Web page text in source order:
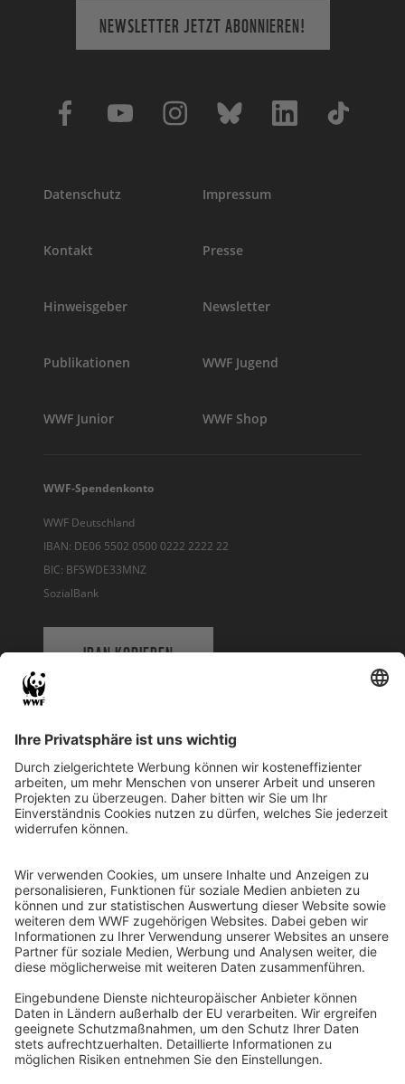
NEWSLETTER JETZT ABONNIEREN!
Datenschutz Impressum
Kontakt Presse
Hinweisgeber Newsletter
Publikationen WWF Jugend
WWF Junior WWF Shop
WWF-Spendenkonto
WWF Deutschland
IBAN: DE06 5502 0500 0222 2222 22
BIC: BFSWDE33MNZ
SozialBank
IBAN KOPIEREN
WWF Deutschland
Reinhardtstr. 18
10117 Berlin
Ihre Spende kann steuerlich geltend gemacht werden
Registriert als Stiftung WWF Deutschland, Senatsverwaltung für
Justiz Berlin, Az: 3416/976/2
Umsatzsteuer-Identifikationsnummer: DE 114236103
Freistellungsbescheid: Als gemeinnützige Körperschaft befreit
von der Körperschaftssteuer gem. §5 I 9 KStg. unter der
Steuernummer 27/641/09321